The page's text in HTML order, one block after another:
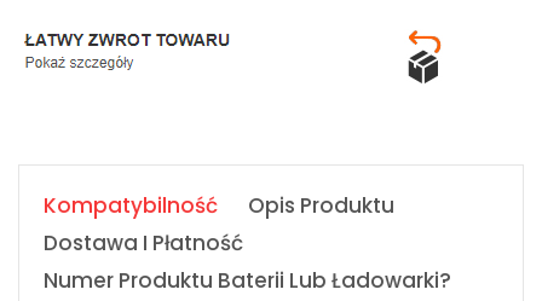
Kompatybilność
Opis Produktu
Dostawa I Płatność
Numer Produktu Baterii Lub Ładowarki?